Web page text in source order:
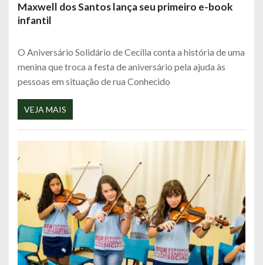
Maxwell dos Santos lança seu primeiro e-book
infantil
O Aniversário Solidário de Cecília conta a história de uma
menina que troca a festa de aniversário pela ajuda às
pessoas em situação de rua Conhecido
VEJA MAIS